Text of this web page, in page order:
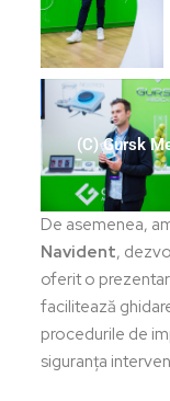
(C) Gursk
De asemenea,
Navident,
oferit o
facilitează
procedurile de
siguranța